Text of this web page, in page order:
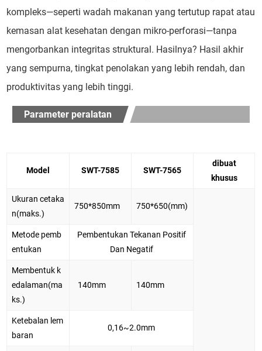
kompleks—seperti wadah makanan yang tertutup rapat atau
kemasan alat kesehatan dengan mikro-perforasi—tanpa
mengorbankan integritas struktural. Hasilnya? Hasil akhir
yang sempurna, tingkat penolakan yang lebih rendah, dan
produktivitas yang lebih tinggi.
Parameter peralatan
Model SWT-7585 SWT-7565
dibuat
khusus
Ukuran cetaka
n(maks.)
750*850mm 750*650(mm)
Metode pemb
entukan
Pembentukan Tekanan Positif
Dan Negatif
Membentuk k
edalaman(ma
ks.)
140mm 140mm
Ketebalan lem
baran
0,16~2.0mm